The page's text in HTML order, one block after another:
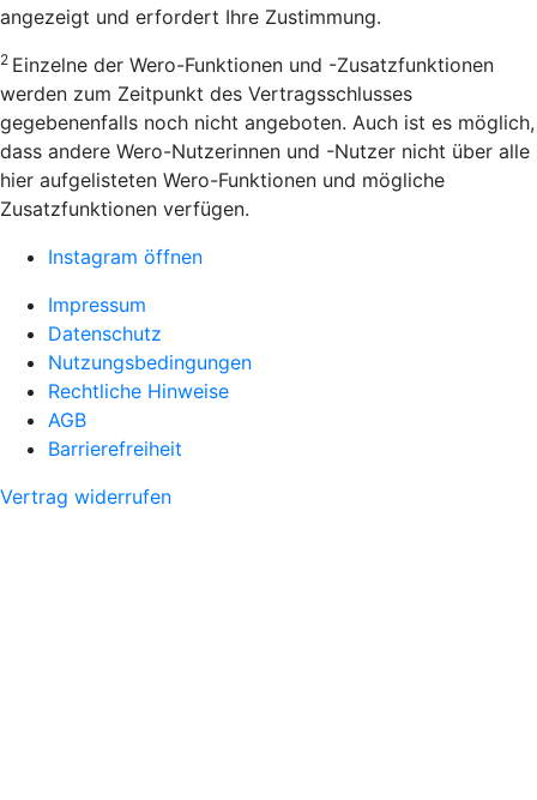
angezeigt und erfordert Ihre Zustimmung.
2 Einzelne der Wero-Funktionen und -Zusatzfunktionen
werden zum Zeitpunkt des Vertragsschlusses
gegebenenfalls noch nicht angeboten. Auch ist es möglich,
dass andere Wero-Nutzerinnen und -Nutzer nicht über alle
hier aufgelisteten Wero-Funktionen und mögliche
Zusatzfunktionen verfügen.
Instagram öffnen
Impressum
Datenschutz
Nutzungsbedingungen
Rechtliche Hinweise
AGB
Barrierefreiheit
Vertrag widerrufen